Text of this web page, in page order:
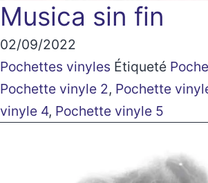
Musica sin fin
02/09/2022
Pochettes vinyles Étiqueté
Pochette vinyle 2, Pochette
vinyle 4, Pochette vinyle 5